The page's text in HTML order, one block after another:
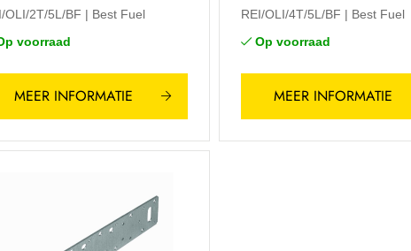
OLI/2T/5L/BF
Best Fuel
voorraad
MEER INFORMATIE
REI/OLI/4T/5L/BF
Best Fuel
Op voorraad
MEER INFORMATIE